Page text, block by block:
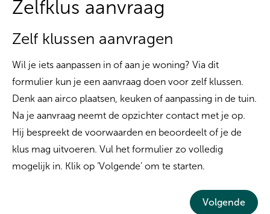
Zelfklus aanvraag
Zelf klussen aanvragen
Wil je iets aanpassen in of aan je woning? Via dit
formulier kun je een aanvraag doen voor zelf klussen.
Denk aan airco plaatsen, keuken of aanpassing in de tuin.
Na je aanvraag neemt de opzichter contact met je op.
Hij bespreekt de voorwaarden en beoordeelt of je de
klus mag uitvoeren. Vul het formulier zo volledig
mogelijk in. Klik op ‘Volgende’ om te starten.
Volgende